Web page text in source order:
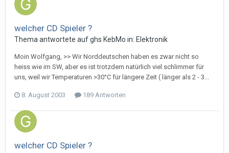
welcher CD Spieler ?
Thema antwortete aufghs KebMo in: Elektronik
Moin Wolfgang, >> Wir Norddeutschen haben es zwar nicht so
heiss wie im SW, aber es ist trotzdem natürlich viel schlimmer für
uns, weil wir Temperaturen >30°C für längere Zeit ( länger als 2 - 3...
8. August 2003 189 Antworten
welcher CD Spieler ?